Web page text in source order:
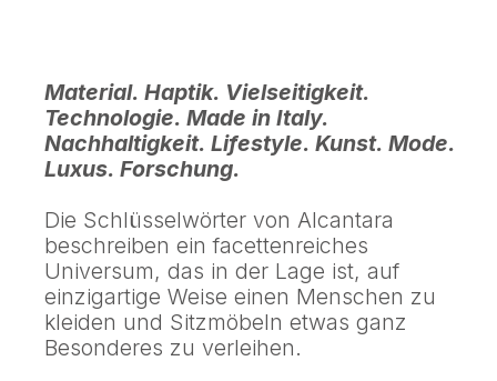
Material. Haptik. Vielseitigkeit.
Technologie. Made in Italy.
Nachhaltigkeit. Lifestyle. Kunst. Mode.
Luxus. Forschung.
Die Schlüsselwörter von Alcantara
beschreiben ein facettenreiches
Universum, das in der Lage ist, auf
einzigartige Weise einen Menschen zu
kleiden und Sitzmöbeln etwas ganz
Besonderes zu verleihen.